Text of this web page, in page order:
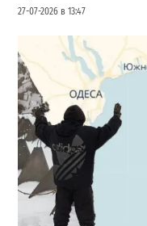
27-07-2026 в 13:47